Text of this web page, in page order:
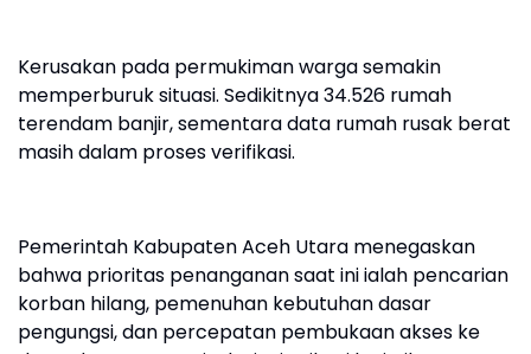
Kerusakan pada permukiman warga semakin
memperburuk situasi. Sedikitnya 34.526 rumah
terendam banjir, sementara data rumah rusak berat
masih dalam proses verifikasi.
Pemerintah Kabupaten Aceh Utara menegaskan
bahwa prioritas penanganan saat ini ialah pencarian
korban hilang, pemenuhan kebutuhan dasar
pengungsi, dan percepatan pembukaan akses ke